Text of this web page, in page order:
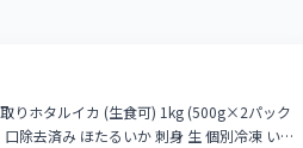
取りホタルイカ (生食可) 1kg (500g×2パック
除去済み ほたるいか 刺身 生 個別冷凍 いか